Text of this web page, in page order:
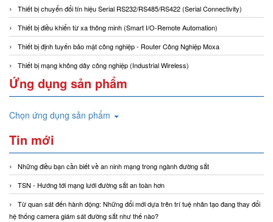
Thiết bị chuyển đổi tín hiệu Serial RS232/RS485/RS422 (Serial Connectivity)
Thiết bị điều khiển từ xa thông minh (Smart I/O-Remote Automation)
Thiết bị định tuyến bảo mật công nghiệp - Router Công Nghiệp Moxa
Thiết bị mạng không dây công nghiệp (Industrial Wireless)
Ứng dụng sản phẩm
Chọn ứng dụng sản phẩm
Tin mới
Những điều bạn cần biết về an ninh mạng trong ngành đường sắt
TSN - Hướng tới mạng lưới đường sắt an toàn hơn
Từ quan sát đến hành động: Những đổi mới dựa trên trí tuệ nhân tạo đang thay đổi
hệ thống camera giám sát đường sắt như thế nào?